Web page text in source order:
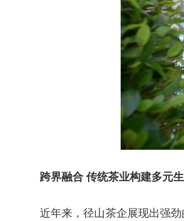
跨界融合 传统茶业构建多元
近年来，径山茶企展现出强